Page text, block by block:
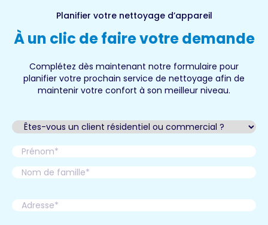
Planifier votre nettoyage d’appareil
À un clic de faire votre demande
Complétez dès maintenant notre formulaire pour
planifier votre prochain service de nettoyage afin de
maintenir votre confort à son meilleur niveau.
Êtes-
commercial
?
Name
Prénom
Address